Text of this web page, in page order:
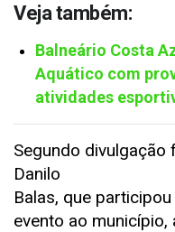
Veja também:
Balneário Costa
Aquático com
atividades
Segundo divulgação
Danilo
Balas, que
evento ao município,